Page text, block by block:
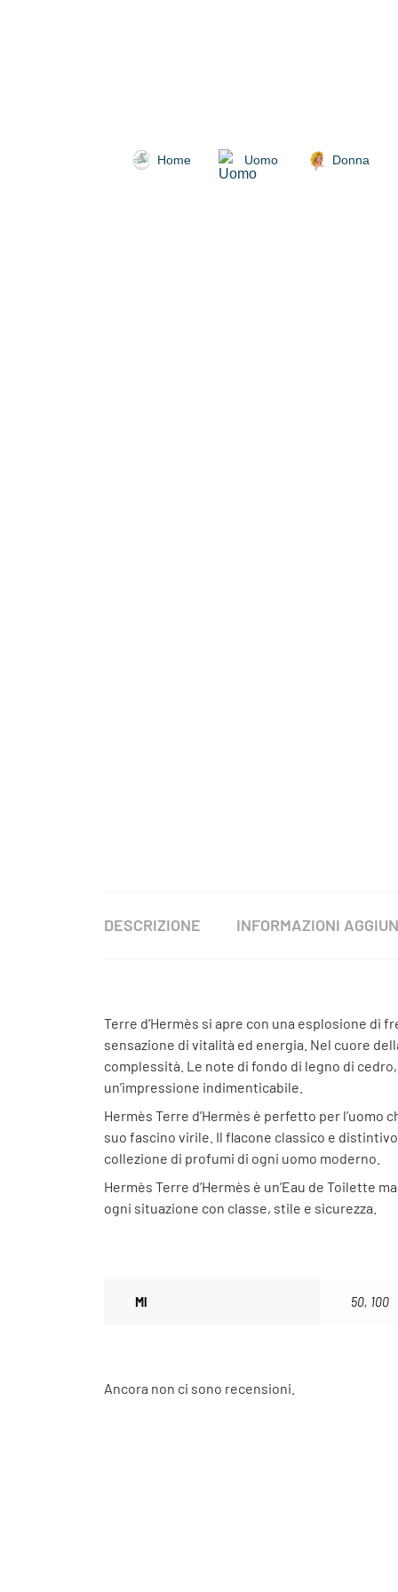
Home Uomo Donna
DESCRIZIONE INFORMAZIONI
Terre d’Hermès si apre con una esplosione di
sensazione di vitalità ed energia. Nel cuore
complessità. Le note di fondo di legno di
un’impressione indimenticabile.
Hermès Terre d’Hermès è perfetto per
suo fascino virile. Il flacone classico e
collezione di profumi di ogni uomo moderno.
Hermès Terre d’Hermès è un’Eau de Toilette
ogni situazione con classe, stile e sicurezza.
Ml 50, 100
Ancora non ci sono recensioni.